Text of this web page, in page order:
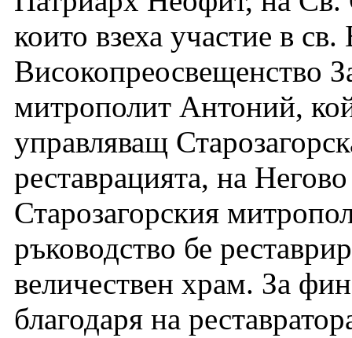
които взеха участие в
Високопреосвещенство
митрополит Антоний,
управляващ
реставрацията, на
Старозагорския
ръководство бе
величествен храм. За
благодаря на